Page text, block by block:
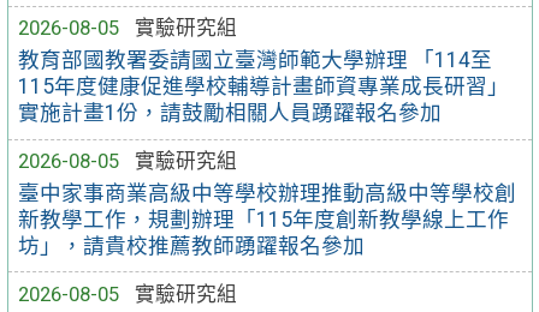
2026-08-05
實驗研究組
教育部國教署委請國立臺灣師範大學辦理 「114至
115年度健康促進學校輔導計畫師資專業成長研習」
實施計畫1份，請鼓勵相關人員踴躍報名參加
2026-08-05
實驗研究組
臺中家事商業高級中等學校辦理推動高級中等學校創
新教學工作，規劃辦理「115年度創新教學線上工作
坊」，請貴校推薦教師踴躍報名參加
2026-08-05
實驗研究組